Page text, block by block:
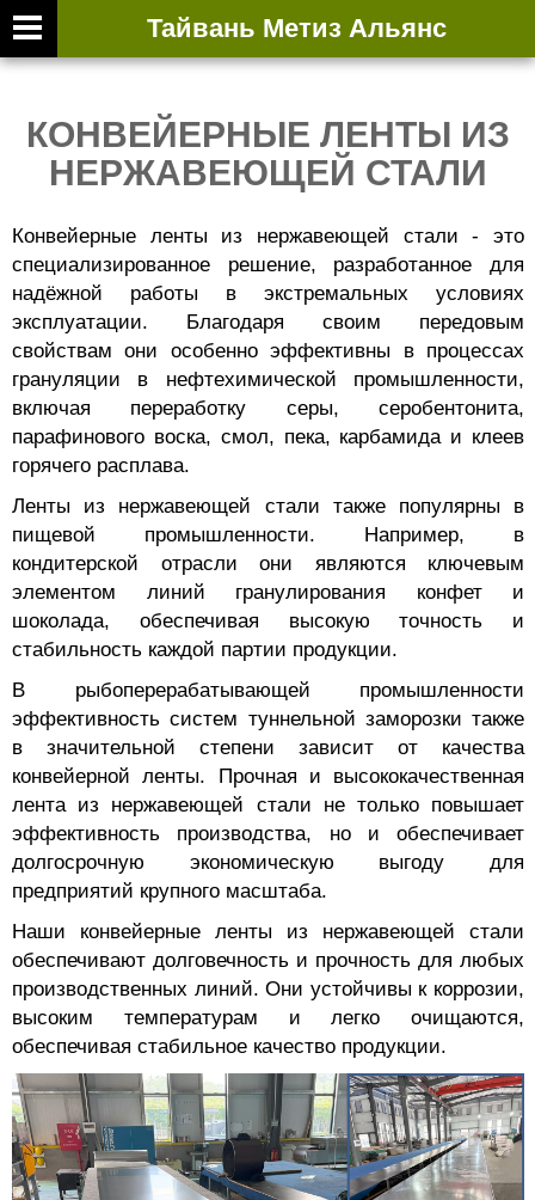
Тайвань Метиз Альянс
+886-
КОНВЕЙЕРНЫЕ ЛЕНТЫ ИЗ
НЕРЖАВЕЮЩЕЙ СТАЛИ
Конвейерные ленты из нержавеющей стали - это
специализированное решение, разработанное для
надёжной работы в экстремальных условиях
эксплуатации. Благодаря своим передовым
свойствам они особенно эффективны в процессах
грануляции в нефтехимической промышленности,
включая переработку серы, серобентонита,
парафинового воска, смол, пека, карбамида и клеев
горячего расплава.
Ленты из нержавеющей стали также популярны в
пищевой промышленности. Например, в
кондитерской отрасли они являются ключевым
элементом линий гранулирования конфет и
шоколада, обеспечивая высокую точность и
стабильность каждой партии продукции.
В рыбоперерабатывающей промышленности
эффективность систем туннельной заморозки также
в значительной степени зависит от качества
конвейерной ленты. Прочная и высококачественная
лента из нержавеющей стали не только повышает
эффективность производства, но и обеспечивает
долгосрочную экономическую выгоду для
предприятий крупного масштаба.
Наши конвейерные ленты из нержавеющей стали
обеспечивают долговечность и прочность для любых
производственных линий. Они устойчивы к коррозии,
высоким температурам и легко очищаются,
обеспечивая стабильное качество продукции.